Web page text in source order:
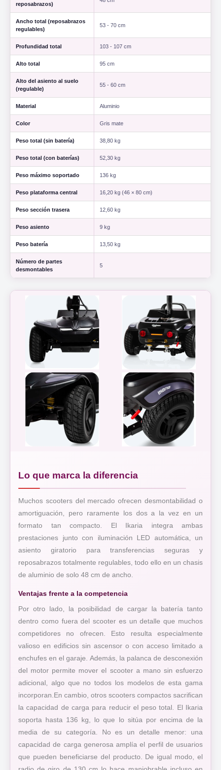
reposabrazos)
Ancho total (reposabrazos
regulables)
53 - 70 cm
Profundidad total 103 - 107 cm
Alto total 95 cm
Alto del asiento al suelo
(regulable)
55 - 60 cm
Material Aluminio
Color Gris mate
Peso total (sin batería) 38,80 kg
Peso total (con baterías) 52,30 kg
Peso máximo soportado 136 kg
Peso plataforma central 16,20 kg (46 × 80 cm)
Peso sección trasera 12,60 kg
Peso asiento 9 kg
Peso batería 13,50 kg
Número de partes
desmontables
5
Lo que marca la diferencia
Muchos scooters del mercado ofrecen desmontabilidad o
amortiguación, pero raramente los dos a la vez en un
formato tan compacto. El Ikaria integra ambas
prestaciones junto con iluminación LED automática, un
asiento giratorio para transferencias seguras y
reposabrazos totalmente regulables, todo ello en un chasis
de aluminio de solo 48 cm de ancho.
Ventajas frente a la competencia
Por otro lado, la posibilidad de cargar la batería tanto
dentro como fuera del scooter es un detalle que muchos
competidores no ofrecen. Esto resulta especialmente
valioso en edificios sin ascensor o con acceso limitado a
enchufes en el garaje. Además, la palanca de desconexión
del motor permite mover el scooter a mano sin esfuerzo
adicional, algo que no todos los modelos de esta gama
incorporan.En cambio, otros scooters compactos sacrifican
la capacidad de carga para reducir el peso total. El Ikaria
soporta hasta 136 kg, lo que lo sitúa por encima de la
media de su categoría. No es un detalle menor: una
capacidad de carga generosa amplía el perfil de usuarios
que pueden beneficiarse del producto. De igual modo, el